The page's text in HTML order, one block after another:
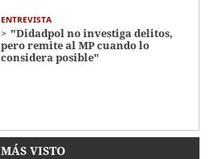
ENTREVISTA
"Didadpol no investiga delitos,
pero remite al MP cuando lo
considera posible"
MÁS VISTO